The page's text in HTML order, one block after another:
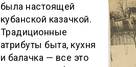
была настоящей
кубанской казачкой.
Традиционные
атрибуты быта, кухня
и балачка — все это